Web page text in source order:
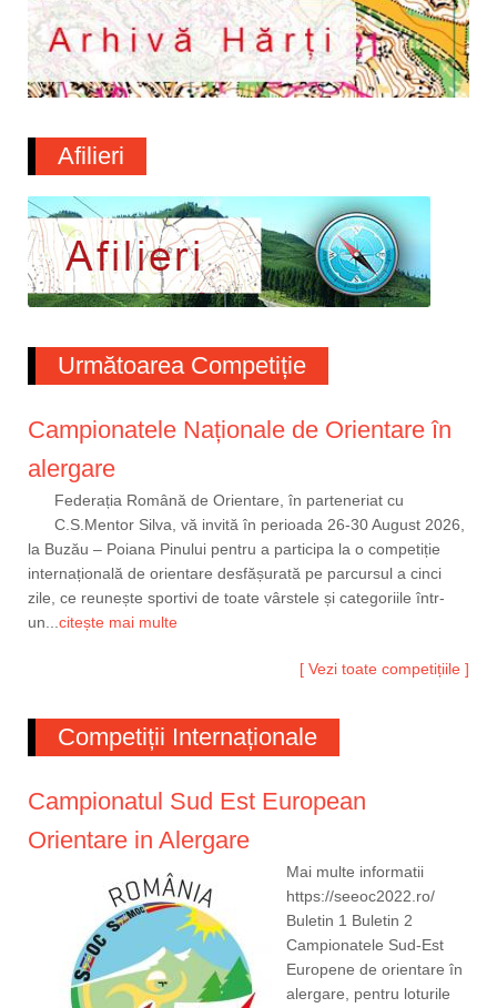
Afilieri
Următoarea Competiție
Campionatele Naționale de Orientare în
alergare
Federația Română de Orientare, în parteneriat cu
C.S.Mentor Silva, vă invită în perioada 26-30 August 2026,
la Buzău – Poiana Pinului pentru a participa la o competiție
internațională de orientare desfășurată pe parcursul a cinci
zile, ce reunește sportivi de toate vârstele și categoriile într-
un...citește mai multe
[ Vezi toate competițiile ]
Competiții Internaționale
Campionatul Sud Est European
Orientare in Alergare
Mai multe informatii
https://seeoc2022.ro/
Buletin 1 Buletin 2
Campionatele Sud-Est
Europene de orientare în
alergare, pentru loturile